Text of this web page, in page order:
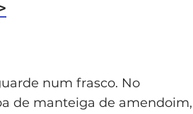
num frasco. No
de manteiga de amendoim,